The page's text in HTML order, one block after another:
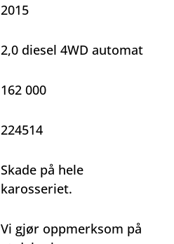
2015
2,0 diesel 4WD automat
162 000
224514
Skade på hele
karosseriet.
Vi gjør oppmerksom på